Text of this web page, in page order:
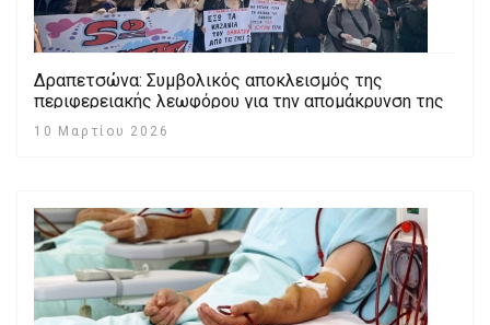
Δραπετσώνα: Συμβολικός αποκλεισμός της
περιφερειακής λεωφόρου για την απομάκρυνση της
Oil One
10 Μαρτίου 2026